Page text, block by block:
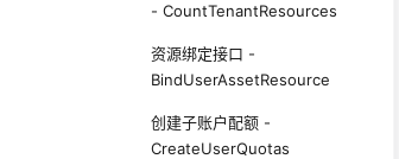
- CountTenantResources
资源绑定接口 -
BindUserAssetResource
创建子账户配额 -
CreateUserQuotas